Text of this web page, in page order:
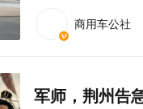
商用车公社
军师，荆州告